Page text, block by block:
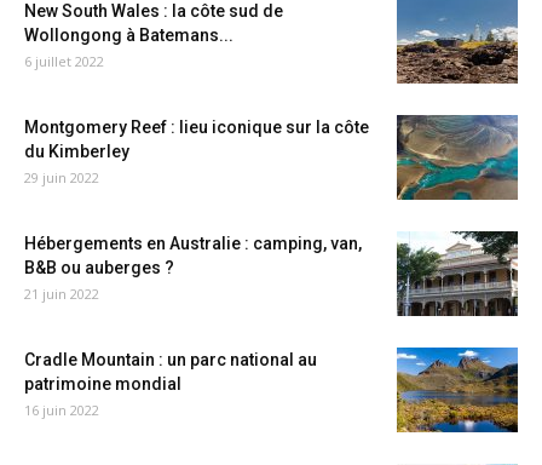
New South Wales : la côte sud de
Wollongong à Batemans...
6 juillet 2022
Montgomery Reef : lieu iconique sur la côte
du Kimberley
29 juin 2022
Hébergements en Australie : camping, van,
B&B ou auberges ?
21 juin 2022
Cradle Mountain : un parc national au
patrimoine mondial
16 juin 2022